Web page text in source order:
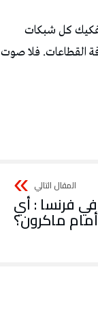
كل شبكات
القطاعات. فلا صوت
فرنسا : أي
ماكرون؟